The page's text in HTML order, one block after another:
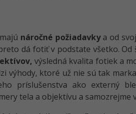
náročné požiadavkya od
dá fotiť v podstate všetko.
výsledná kvalita fotiek a
výhody, ktoré už nie sú tak
príslušenstva ako externý
tela a objektívu a samozrejme